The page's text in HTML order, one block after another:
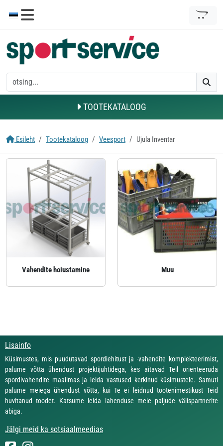
TOOTEKATALOOG
Esileht Tootekataloog Veesport Ujula Inventar
Vahendite hoiustamine Muu
Lisainfo
Küsimustes, mis puudutavad spordiehitust ja -vahendite komplekteerimist,
palume võtta ühendust projektijuhtidega, kes aitavad Teil orienteeruda
spordivahendite maailmas ja leida vastused kerkinud küsimustele. Samuti
palume meiega ühendust võtta, kui Te ei leidnud tootenimestikust Teid
huvitanud toodet. Katsume leida lahenduse meie paljude välispartnerite
abiga.
Jälgi meid ka sotsiaalmeedias